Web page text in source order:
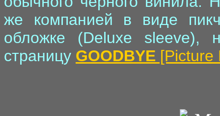
же компанией в виде
обложке (Deluxe sleeve),
страницу GOODBYE [Picture